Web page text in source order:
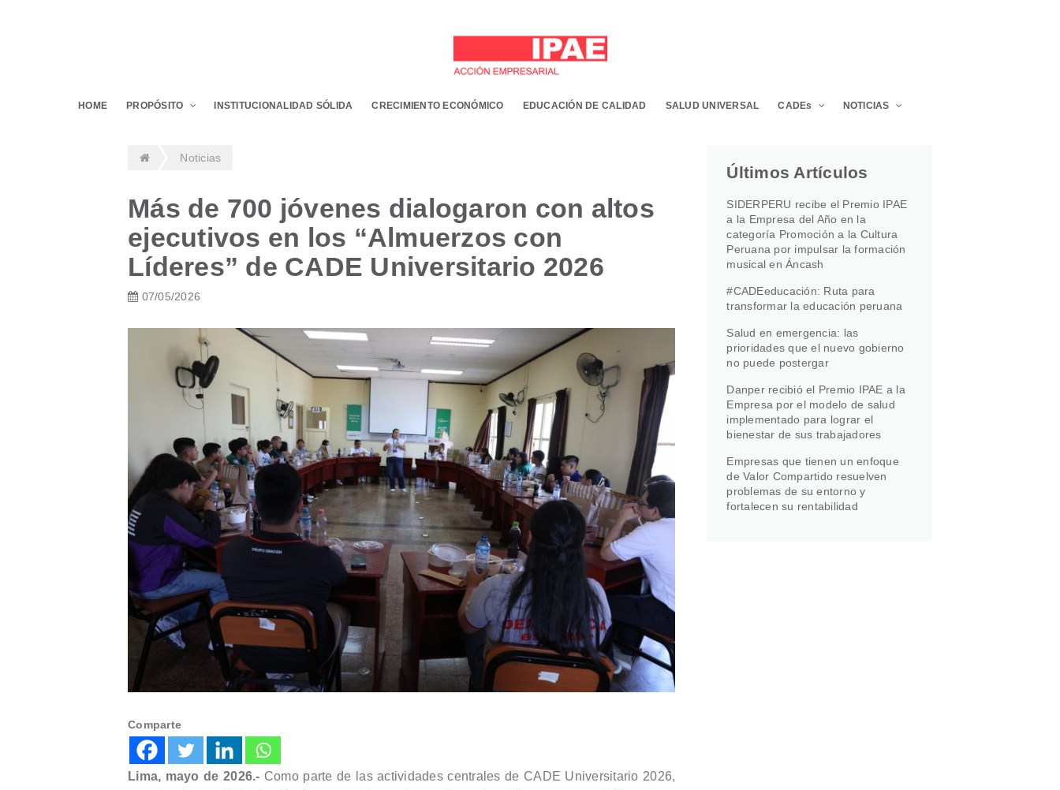
HOME PROPÓSITO INSTITUCIONALIDAD SÓLIDA CRECIMIENTO ECONÓMICO EDUCACIÓN DE CALIDAD SALUD UNIVERSAL CADEs NOTICIAS
Noticias
Más de 700 jóvenes dialogaron con altos
ejecutivos en los “Almuerzos con
Líderes” de CADE Universitario 2026
07/05/2026
Comparte
Lima, mayo de 2026.- Como parte de las actividades centrales de CADE Universitario 2026,
Últimos Artículos
SIDERPERU recibe el Premio IPAE
a la Empresa del Año en la
categoría Promoción a la Cultura
Peruana por impulsar la formación
musical en Áncash
#CADEeducación: Ruta para
transformar la educación peruana
Salud en emergencia: las
prioridades que el nuevo gobierno
no puede postergar
Danper recibió el Premio IPAE a la
Empresa por el modelo de salud
implementado para lograr el
bienestar de sus trabajadores
Empresas que tienen un enfoque
de Valor Compartido resuelven
problemas de su entorno y
fortalecen su rentabilidad